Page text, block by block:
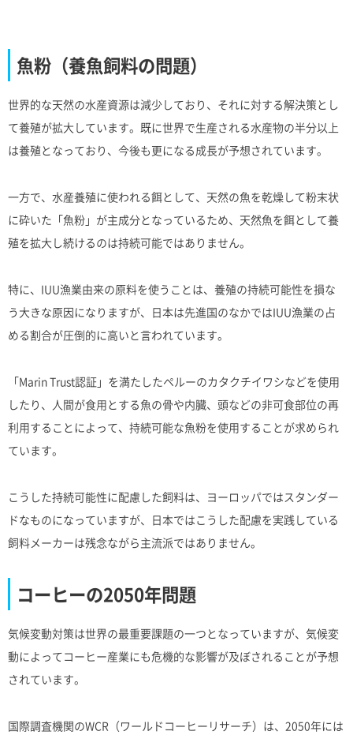
魚粉（養魚飼料の問題）
世界的な天然の水産資源は減少しており、それに対する解決策とし
て養殖が拡大しています。既に世界で生産される水産物の半分以上
は養殖となっており、今後も更になる成長が予想されています。
一方で、水産養殖に使われる餌として、天然の魚を乾燥して粉末状
に砕いた「魚粉」が主成分となっているため、天然魚を餌として養
殖を拡大し続けるのは持続可能ではありません。
特に、IUU漁業由来の原料を使うことは、養殖の持続可能性を損な
う大きな原因になりますが、日本は先進国のなかではIUU漁業の占
める割合が圧倒的に高いと言われています。
「Marin Trust認証」を満たしたペルーのカタクチイワシなどを使用
したり、人間が食用とする魚の骨や内臓、頭などの非可食部位の再
利用することによって、持続可能な魚粉を使用することが求められ
ています。
こうした持続可能性に配慮した飼料は、ヨーロッパではスタンダー
ドなものになっていますが、日本ではこうした配慮を実践している
飼料メーカーは残念ながら主流派ではありません。
コーヒーの2050年問題
気候変動対策は世界の最重要課題の一つとなっていますが、気候変
動によってコーヒー産業にも危機的な影響が及ぼされることが予想
されています。
国際調査機関のWCR（ワールドコーヒーリサーチ）は、2050年には